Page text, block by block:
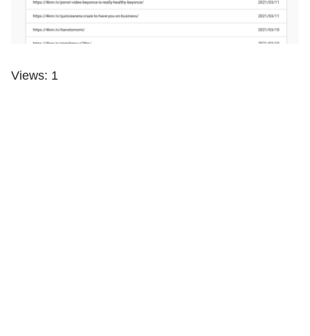
Views: 1